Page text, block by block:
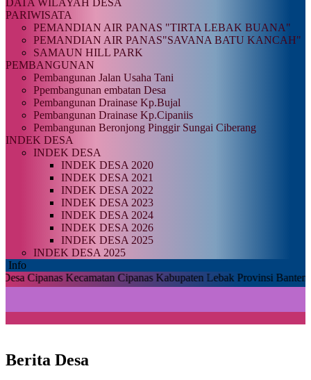
DATA WILAYAH DESA
PARIWISATA
PEMANDIAN AIR PANAS "TIRTA LEBAK BUANA"
PEMANDIAN AIR PANAS"SAVANA BATU KANCAH"
SAMAUN HILL PARK
PEMBANGUNAN
Pembangunan Jalan Usaha Tani
Ppembangunan embatan Desa
Pembangunan Drainase Kp.Bujal
Pembangunan Drainase Kp.Cipaniis
Pembangunan Beronjong Pinggir Sungai Ciberang
INDEK DESA
INDEK DESA
INDEK DESA 2020
INDEK DESA 2021
INDEK DESA 2022
INDEK DESA 2023
INDEK DESA 2024
INDEK DESA 2026
INDEK DESA 2025
INDEK DESA 2025
Info
Kecamatan Cipanas Kabupaten Lebak Provinsi Banten
Berita Desa